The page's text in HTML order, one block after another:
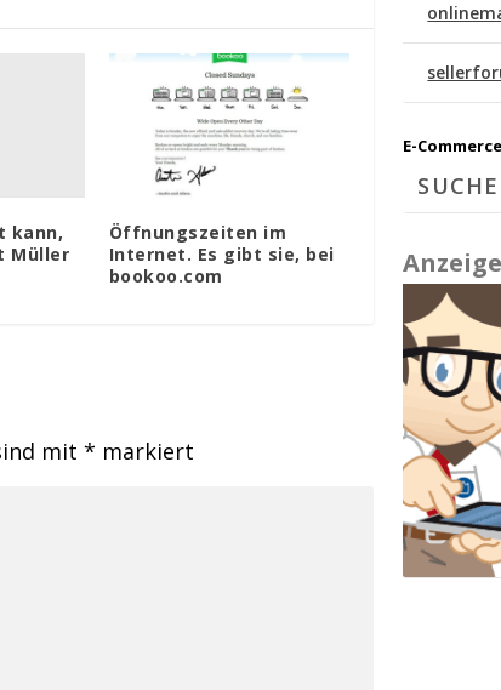
kann,
Müller
Öffnungszeiten im
Internet. Es gibt sie, bei
bookoo.com
mit* markiert
E-
Anzeige